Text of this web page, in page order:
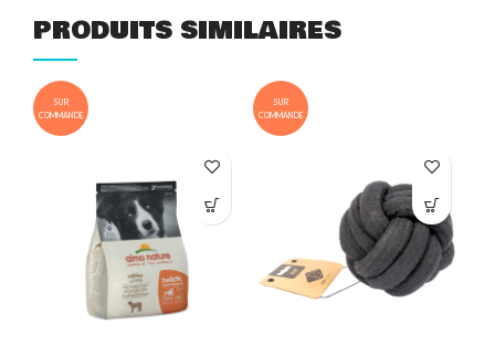
PRODUITS SIMILAIRES
SUR
COMMANDE
SUR
COMMANDE